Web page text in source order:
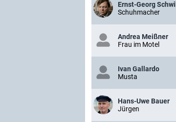
Ernst-Georg Schwill
Schuhmacher
Andrea Meißner
Frau im Motel
Ivan Gallardo
Musta
Hans-Uwe Bauer
Jürgen